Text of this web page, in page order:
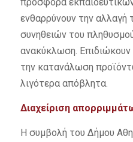
προσφορά
ενθαρρύνουν την
συνηθειών του
ανακύκλωση. Επιδιώκουν
την κατανάλωση
λιγότερα απόβλητα.
Διαχείριση
Η συμβολή του Δήμου